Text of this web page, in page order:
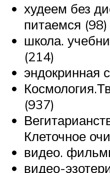
худеем без
питаемся (98)
школа.
(214)
эндокринная
(937)
Клеточное
видео.
видео-